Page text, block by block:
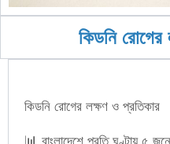
কিডনি
কিডনি রোগের লক্ষণ ও প্রতিকার